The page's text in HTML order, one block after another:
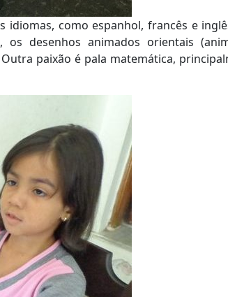
como espanhol, francês e
desenhos animados orientais
paixão é pala matemática,